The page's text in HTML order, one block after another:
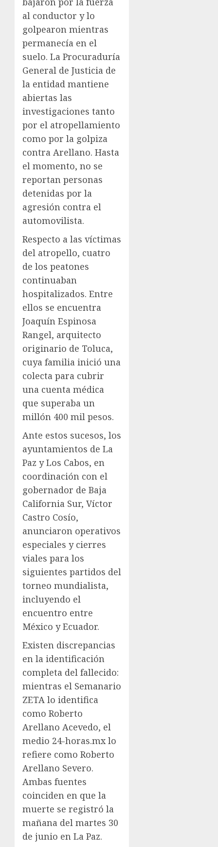
al conductor y lo
golpearon mientras
permanecía en el
suelo. La Procuraduría
General de Justicia de
la entidad mantiene
abiertas las
investigaciones tanto
por el atropellamiento
como por la golpiza
contra Arellano. Hasta
el momento, no se
reportan personas
detenidas por la
agresión contra el
automovilista.
Respecto a las víctimas
del atropello, cuatro
de los peatones
continuaban
hospitalizados. Entre
ellos se encuentra
Joaquín Espinosa
Rangel, arquitecto
originario de Toluca,
cuya familia inició una
colecta para cubrir
una cuenta médica
que superaba un
millón 400 mil pesos.
Ante estos sucesos, los
ayuntamientos de La
Paz y Los Cabos, en
coordinación con el
gobernador de Baja
California Sur, Víctor
Castro Cosío,
anunciaron operativos
especiales y cierres
viales para los
siguientes partidos del
torneo mundialista,
incluyendo el
encuentro entre
México y Ecuador.
Existen discrepancias
en la identificación
completa del fallecido:
mientras el Semanario
ZETA lo identifica
como Roberto
Arellano Acevedo, el
medio 24-horas.mx lo
refiere como Roberto
Arellano Severo.
Ambas fuentes
coinciden en que la
muerte se registró la
mañana del martes 30
de junio en La Paz.